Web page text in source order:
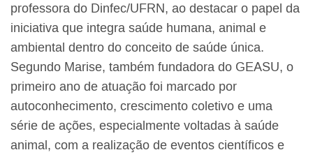
professora do Dinfec/UFRN, ao destacar o papel da
iniciativa que integra saúde humana, animal e
ambiental dentro do conceito de saúde única.
Segundo Marise, também fundadora do GEASU, o
primeiro ano de atuação foi marcado por
autoconhecimento, crescimento coletivo e uma
série de ações, especialmente voltadas à saúde
animal, com a realização de eventos científicos e